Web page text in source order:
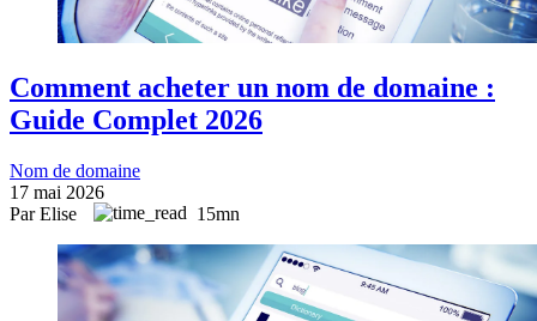
Comment acheter un nom de domaine :
Guide Complet 2026
Nom de domaine
17 mai 2026
Par Elise
15mn